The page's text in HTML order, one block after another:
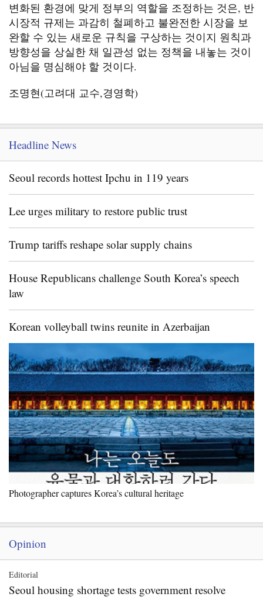
변화된 환경에 맞게 정부의 역할을 조정하는 것은, 반
시장적 규제는 과감히 철폐하고 불완전한 시장을 보
완할 수 있는 새로운 규칙을 구상하는 것이지 원칙과
방향성을 상실한 채 일관성 없는 정책을 내놓는 것이
아님을 명심해야 할 것이다.
조명현(고려대 교수,경영학)
Headline News
Seoul records hottest Ipchu in 119 years
Lee urges military to restore public trust
Trump tariffs reshape solar supply chains
House Republicans challenge South Korea’s speech
law
Korean volleyball twins reunite in Azerbaijan
Photographer captures Korea’s cultural heritage
Opinion
Editorial
Seoul housing shortage tests government resolve